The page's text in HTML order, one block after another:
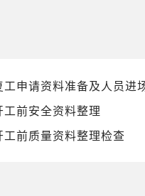
工申请资料准备及人员进
工前安全资料整理
工前质量资料整理检查